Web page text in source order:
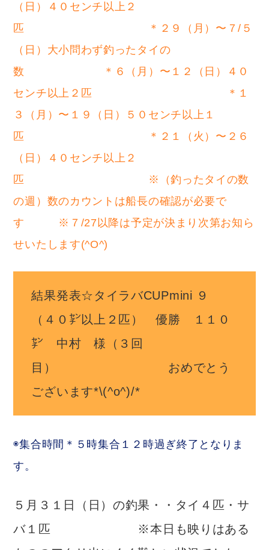
（日）４０センチ以上２
匹 ＊２９（月）〜７/５
（日）大小問わず釣ったタイの
数 ＊６（月）〜１２（日）４０
センチ以上２匹 ＊１
３（月）〜１９（日）５０センチ以上１
匹 ＊２１（火）〜２６
（日）４０センチ以上２
匹 ※（釣ったタイの数
の週）数のカウントは船長の確認が必要で
す ※７/27以降は予定が決まり次第お知ら
せいたします(^O^)
結果発表☆タイラバCUPmini ９
（４０㌢以上２匹） 優勝 １１０
㌢ 中村 様（３回
目） おめでとう
ございます*\(^o^)/*
◉集合時間＊５時集合１２時過ぎ終了となりま
す。
５月３１日（日）の釣果・・タイ４匹・サ
バ１匹 ※本日も映りはある